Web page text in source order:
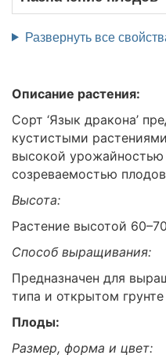
Развернуть все
Описание растения:
Сорт ‘Язык дракона’
кустистыми
высокой
созреваемостью
Высота:
Растение высотой
Способ выращивания:
Предназначен для
типа и открытом
Плоды:
Размер, форма и цвет: